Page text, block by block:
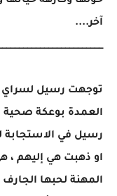
آخر....
توجهت رسيل لسراي
العمدة بوعكة صحية
رسيل في الاستجابة
او ذهبت هي إليهم ،
المهنة لحبها